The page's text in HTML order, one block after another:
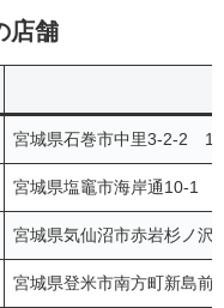
店舗
宮城県石巻市中里3-2-2
宮城県塩竈市海岸通10-1
宮城県気仙沼市赤岩杉ノ
宮城県登米市南方町新島前